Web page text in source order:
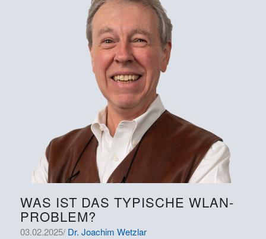
WAS IST DAS TYPISCHE WLAN-
PROBLEM?
03.02.2025/ Dr. Joachim Wetzlar